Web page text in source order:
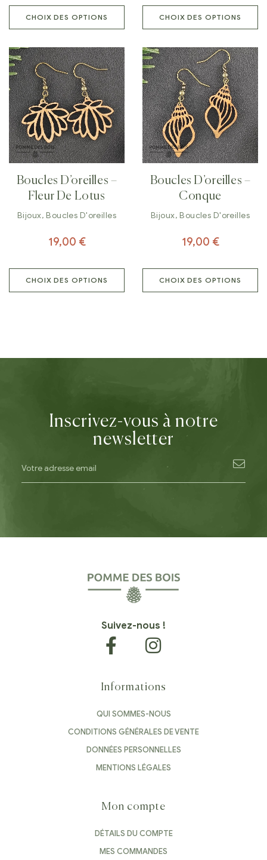
CHOIX DES OPTIONS CHOIX DES OPTIONS
Boucles D’oreilles –
Fleur De Lotus
Bijoux,Boucles D'oreilles
19,00 €
CHOIX DES OPTIONS
Boucles D’oreilles –
Conque
Bijoux,Boucles D'oreilles
19,00 €
CHOIX DES OPTIONS
Inscrivez-vous à notre
newsletter
Suivez-nous !
Informations
QUI SOMMES-NOUS
CONDITIONS GÉNÉRALES DE VENTE
DONNÉES PERSONNELLES
MENTIONS LÉGALES
Mon compte
DÉTAILS DU COMPTE
MES COMMANDES